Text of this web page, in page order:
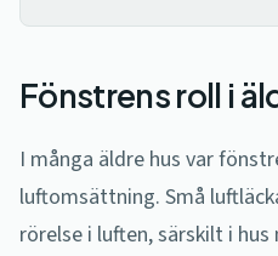
Fönstrens roll i
I många äldre hus var
luftomsättning. Små
rörelse i luften, särskilt i